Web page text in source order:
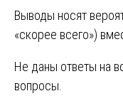
Выводы носят
«скорее всего»)
Не даны ответы на
вопросы.